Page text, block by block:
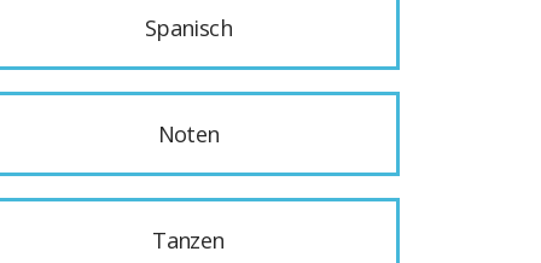
Spanisch
Noten
Tanzen